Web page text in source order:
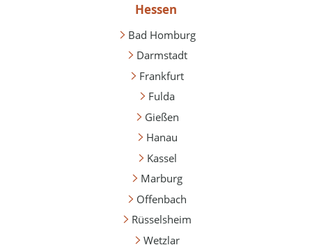
Hessen
Bad Homburg
Darmstadt
Frankfurt
Fulda
Gießen
Hanau
Kassel
Marburg
Offenbach
Rüsselsheim
Wetzlar